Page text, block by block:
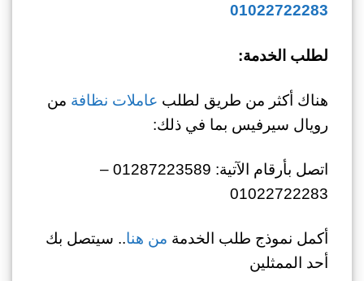
01022722283
لطلب الخدمة:
هناك أكثر من طريق لطلب عاملات نظافة من
رويال سيرفيس بما في ذلك:
اتصل بأرقام الآتية: 01287223589 –
01022722283
أكمل نموذج طلب الخدمة من هنا.. سيتصل بك
أحد الممثلين